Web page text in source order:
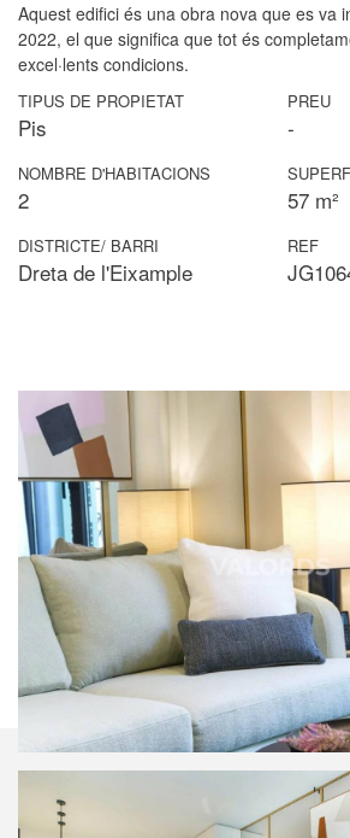
Aquest edifici és una obra nova que es va
2022, el que significa que tot és
excel·lents condicions.
TIPUS DE PROPIETAT
Pis
PREU
-
NOMBRE D'HABITACIONS
2 57 m²
DISTRICTE/ BARRI
Dreta de l'Eixample
REF